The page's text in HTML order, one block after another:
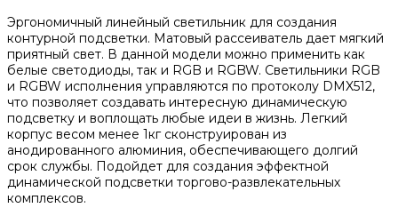
Эргономичный линейный светильник для создания
контурной подсветки. Матовый рассеиватель дает мягкий
приятный свет. В данной модели можно применить как
белые светодиоды, так и RGB и RGBW. Светильники RGB
и RGBW исполнения управляются по протоколу DMX512,
что позволяет создавать интересную динамическую
подсветку и воплощать любые идеи в жизнь. Легкий
корпус весом менее 1кг сконструирован из
анодированного алюминия, обеспечивающего долгий
срок службы. Подойдет для создания эффектной
динамической подсветки торгово-развлекательных
комплексов.